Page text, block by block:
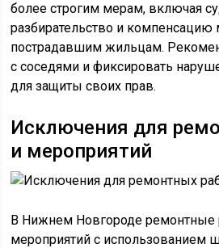
более строгим мерам, включая
разбирательство и компенсацию
пострадавшим жильцам.
с соседями и фиксировать
для защиты своих прав.
Исключения для
и мероприятий
В Нижнем Новгороде ремонтные
мероприятий с использованием